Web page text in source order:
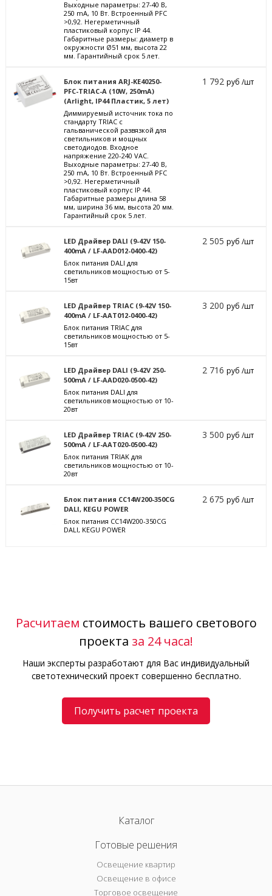
Выходные параметры: 27-40 В,
250 mА, 10 Вт. Встроенный PFC
>0,92. Негерметичный
пластиковый корпус IP 44.
Габаритные размеры: диаметр в
окружности Ø51 мм, высота 22
мм. Гарантийный срок 5 лет.
Блок питания ARJ-KE40250-
PFC-TRIAC-A (10W, 250mA)
(Arlight, IP44 Пластик, 5 лет)
Диммируемый источник тока по
стандарту TRIAC с
гальванической развязкой для
светильников и мощных
светодиодов. Входное
напряжение 220-240 VAC.
Выходные параметры: 27-40 В,
250 mА, 10 Вт. Встроенный PFC
>0,92. Негерметичный
пластиковый корпус IP 44.
Габаритные размеры длина 58
мм, ширина 36 мм, высота 20 мм.
Гарантийный срок 5 лет.
1 792руб /шт
LED Драйвер DALI (9-42V 150-
400mA / LF-AAD012-0400-42)
Блок питания DALI для
светильников мощностью от 5-
15вт
2 505руб /шт
LED Драйвер TRIAC (9-42V 150-
400mA / LF-AAT012-0400-42)
Блок питания TRIAC для
светильников мощностью от 5-
15вт
3 200руб /шт
LED Драйвер DALI (9-42V 250-
500mA / LF-AAD020-0500-42)
Блок питания DALI для
светильников мощностью от 10-
20вт
2 716руб /шт
LED Драйвер TRIAC (9-42V 250-
500mA / LF-AAT020-0500-42)
Блок питания TRIAK для
светильников мощностью от 10-
20вт
3 500руб /шт
Блок питания CC14W200-350CG
DALI, KEGU POWER
Блок питания CC14W200-350CG
DALI, KEGU POWER
2 675руб /шт
Расчитаем стоимость вашего светового
проекта за 24 часа!
Наши эксперты разработают для Вас индивидуальный
светотехнический проект совершенно бесплатно.
Получить расчет проекта
Каталог
Готовые решения
Освещение квартир
Освещение в офисе
Торговое освещение